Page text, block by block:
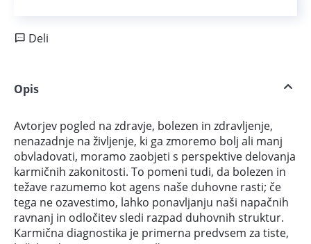
Deli
Opis
Avtorjev pogled na zdravje, bolezen in zdravljenje,
nenazadnje na življenje, ki ga zmoremo bolj ali manj
obvladovati, moramo zaobjeti s perspektive delovanja
karmičnih zakonitosti. To pomeni tudi, da bolezen in
težave razumemo kot agens naše duhovne rasti; če
tega ne ozavestimo, lahko ponavljanju naši napačnih
ravnanj in odločitev sledi razpad duhovnih struktur.
Karmična diagnostika je primerna predvsem za tiste,